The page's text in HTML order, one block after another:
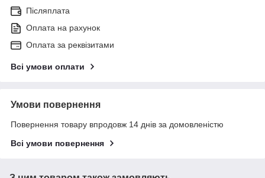
Післяплата
Оплата на рахунок
Оплата за реквізитами
Всі умови оплати
Умови повернення
Повернення товару впродовж 14 днів за домовленістю
Всі умови повернення